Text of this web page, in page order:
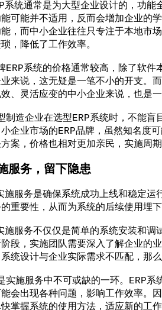
通常是为大型企业设计的，功能
可能并不适用，反而会增加企业的
，而中小企业往往只专注于本地市
，降低了工作效率。
系统的价格通常较高，除了软件
来说，这无疑是一笔不小的开支。
、灵活应变的中小企业来说，也是一
企业在选型ERP系统时，不能盲
企业市场的ERP品牌，虽然知名度
案，价格也相对更加亲民，实施周
服务，留下隐患
务是确保系统成功上线和稳定运行
重要性，从而为系统的后续使用埋下
务不仅仅是简单的系统安装和调试
段，实施团队需要深入了解企业的
统设计与企业实际需求不匹配，那
服务中不可或缺的一环。ERP系
会出现各种问题，影响工作效率。
掌握系统的使用方法，适应新的工作